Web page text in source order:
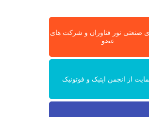
نور فناوران و شرکت های
عضو
از انجمن اپتیک و فوتونیک